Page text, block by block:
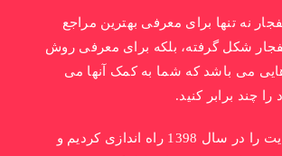
نه تنها برای معرفی بهترین مراجع
شکل گرفته، بلکه برای معرفی روش
می باشد که شما به کمک آنها می
را چند برابر کنید.
ما این وب سایت را در سال 1398 راه اندازی کردیم و